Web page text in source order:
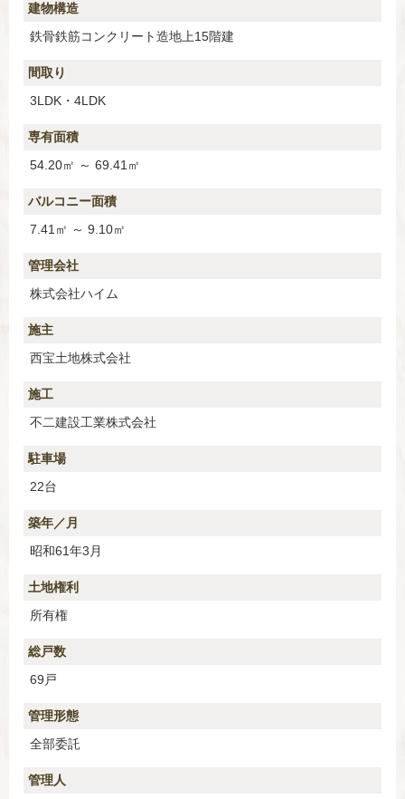
建物構造
鉄骨鉄筋コンクリート造地上15階建
間取り
3LDK・4LDK
専有面積
54.20㎡ ～ 69.41㎡
バルコニー面積
7.41㎡ ～ 9.10㎡
管理会社
株式会社ハイム
施主
西宝土地株式会社
施工
不二建設工業株式会社
駐車場
22台
築年／月
昭和61年3月
土地権利
所有権
総戸数
69戸
管理形態
全部委託
管理人